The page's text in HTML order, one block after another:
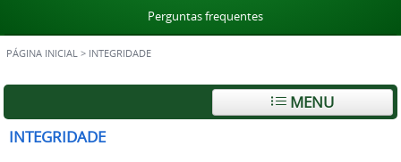
Perguntas frequentes
PÁGINA INICIAL > INTEGRIDADE
MENU
INTEGRIDADE